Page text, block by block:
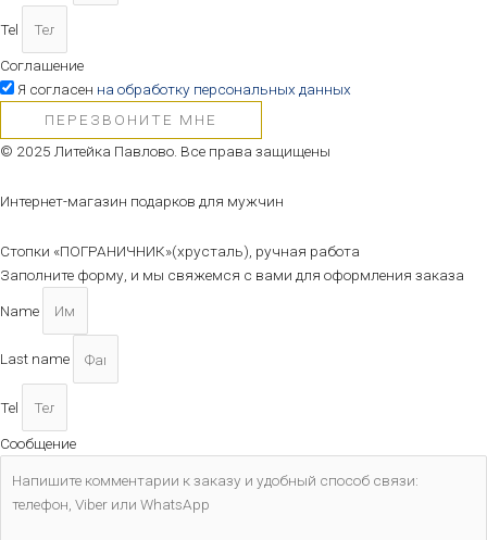
Tel
Соглашение
Я согласен на обработку персональных данных
ПЕРЕЗВОНИТЕ МНЕ
© 2025 Литейка Павлово. Все права защищены
Интернет-магазин подарков для мужчин
Стопки «ПОГРАНИЧНИК»(хрусталь), ручная работа
Заполните форму, и мы свяжемся с вами для оформления заказа
Name
Last name
Tel
Сообщение